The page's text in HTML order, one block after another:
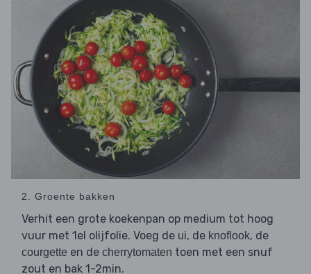
2. Groente bakken
Verhit een grote koekenpan op medium tot hoog
vuur met 1el olijfolie. Voeg de ui, de knoflook, de
courgette en de cherrytomaten toen met een snuf
zout en bak 1-2min.